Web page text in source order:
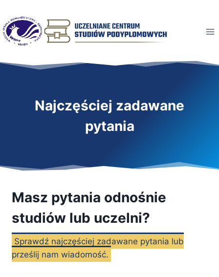
do
treści
Najczęściej zadawane
pytania
Masz pytania odnośnie
studiów lub uczelni?
Sprawdź najczęściej zadawane pytania lub
prześlij nam wiadomość.